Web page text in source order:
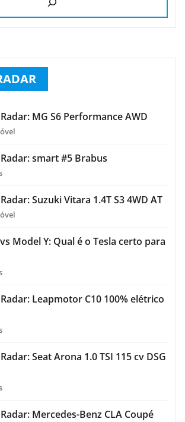
MG S6 Performance AWD
smart #5 Brabus
Suzuki Vitara 1.4T S3 4WD AT
Model Y: Qual é o Tesla certo para
Leapmotor C10 100% elétrico
Seat Arona 1.0 TSI 115 cv DSG
Mercedes-Benz CLA Coupé